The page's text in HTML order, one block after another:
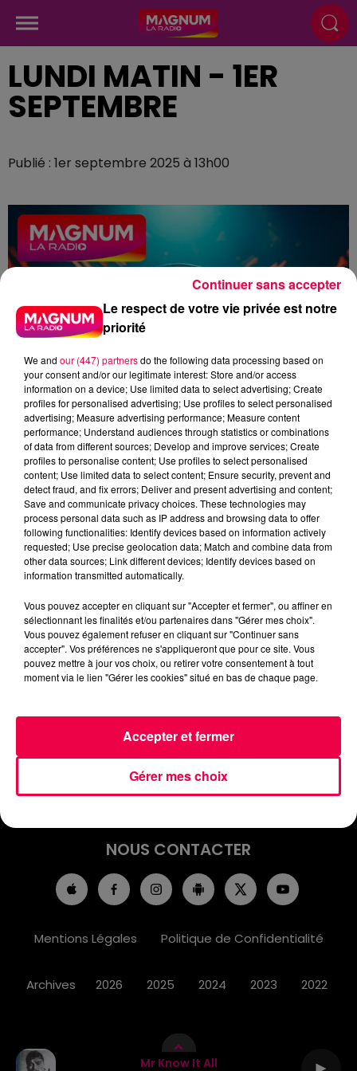
Mr Know It All
LUNDI MATIN - 1ER
SEPTEMBRE
Publié : 1er septembre 2025 à 13h00
podcasts/2025/09/12h.mp3
INFOS
EMISSIONS
JEUX
PODCASTS
NOUS CONTACTER
Mentions Légales Politique de Confidentialité
Archives 2026 2025 2024 2023 2022
Le respect de votre vie privée est notre
priorité
We and our (447) partnersdo the following data processing based on
your consent and/or our legitimate interest: Store and/or access
information on a device; Use limited data to select advertising; Create
profiles for personalised advertising; Use profiles to select personalised
advertising; Measure advertising performance; Measure content
performance; Understand audiences through statistics or combinations
of data from different sources; Develop and improve services; Create
profiles to personalise content; Use profiles to select personalised
content; Use limited data to select content; Ensure security, prevent and
detect fraud, and fix errors; Deliver and present advertising and content;
Save and communicate privacy choices. These technologies may
process personal data such as IP address and browsing data to offer
following functionalities: Identify devices based on information actively
requested; Use precise geolocation data; Match and combine data from
other data sources; Link different devices; Identify devices based on
information transmitted automatically.
Vous pouvez accepter en cliquant sur "Accepter et fermer", ou affiner en
sélectionnant les finalités et/ou partenaires dans "Gérer mes choix".
Vous pouvez également refuser en cliquant sur "Continuer sans
accepter". Vos préférences ne s'appliqueront que pour ce site. Vous
pouvez mettre à jour vos choix, ou retirer votre consentement à tout
moment via le lien "Gérer les cookies" situé en bas de chaque page.
Gérer mes choix
Accepter et fermer
Continuer sans accepter